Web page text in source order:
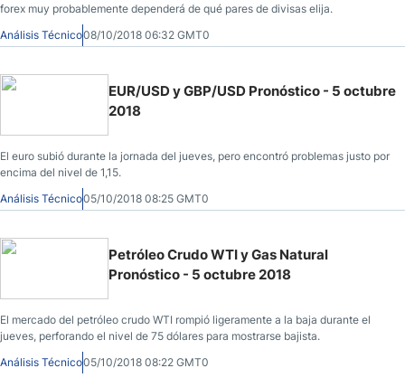
forex muy probablemente dependerá de qué pares de divisas elija.
Análisis Técnico08/10/2018 06:32 GMT0
EUR/USD y GBP/USD Pronóstico - 5 octubre
2018
El euro subió durante la jornada del jueves, pero encontró problemas justo por
encima del nivel de 1,15.
Análisis Técnico05/10/2018 08:25 GMT0
Petróleo Crudo WTI y Gas Natural
Pronóstico - 5 octubre 2018
El mercado del petróleo crudo WTI rompió ligeramente a la baja durante el
jueves, perforando el nivel de 75 dólares para mostrarse bajista.
Análisis Técnico05/10/2018 08:22 GMT0